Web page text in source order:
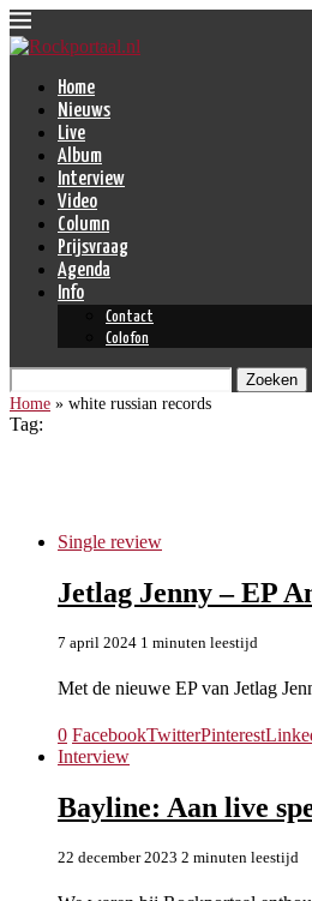
Home
Nieuws
Live
Album
Interview
Video
Column
Prijsvraag
Agenda
Info
Contact
Colofon
Zoeken
Home » white russian records
Tag:
Single review
Jetlag Jenny – EP
7 april 2024 1 minuten leestijd
Met de nieuwe EP van Jetlag
0 FacebookTwitterPinterest
Interview
Bayline: Aan live
22 december 2023 2 minuten leestijd